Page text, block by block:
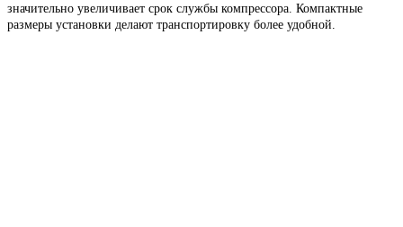
значительно увеличивает срок службы компрессора. Компактные
размеры установки делают транспортировку более удобной.